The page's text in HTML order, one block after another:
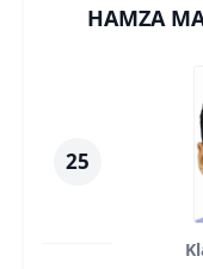
25
HAMZA